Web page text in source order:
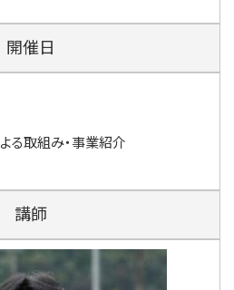
開催日
る取組み・事業紹介
講師